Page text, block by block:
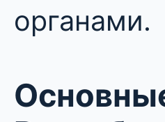
органами.